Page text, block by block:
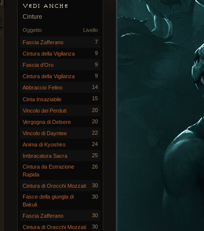
VEDI ANCHE
Cinture
Livello
Oggetto
Fascia Zafferano 7
Cintura della Vigilanza 9
Fascia d'Oro 9
Cintura della Vigilanza 9
Abbraccio Felino 14
Cinta Insaziabile 15
Vincolo dei Perduti 20
Vergogna di Delsere 20
Vincolo di Dayntee 22
Anima di Kyoshiro 24
Imbracatura Sacra
25
Cintura da Estrazione
Rapida
26
Cintura di Orecchi Mozzati
30
Fasce della giungla di
Bakuli
30
Fascia Zafferano 30
Cintura di Orecchi Mozzati 30